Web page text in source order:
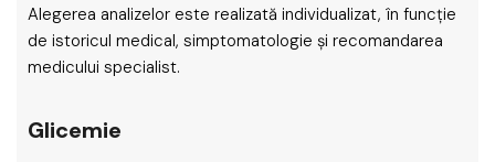
Alegerea analizelor este realizată individualizat, în funcție
de istoricul medical, simptomatologie și recomandarea
medicului specialist.
Glicemie